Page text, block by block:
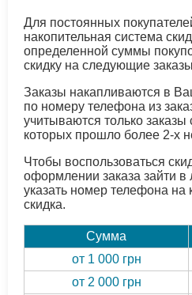
Для постоянных
накопительная система
определенной суммы
скидку на следующие
Заказы накапливаются в
по номеру телефона из
учитываются только
которых прошло более 2-х
Чтобы воспользоваться
оформлении заказа зайти в
указать номер телефона на
скидка.
Сумма
от 1 000 грн
от 2 000 грн